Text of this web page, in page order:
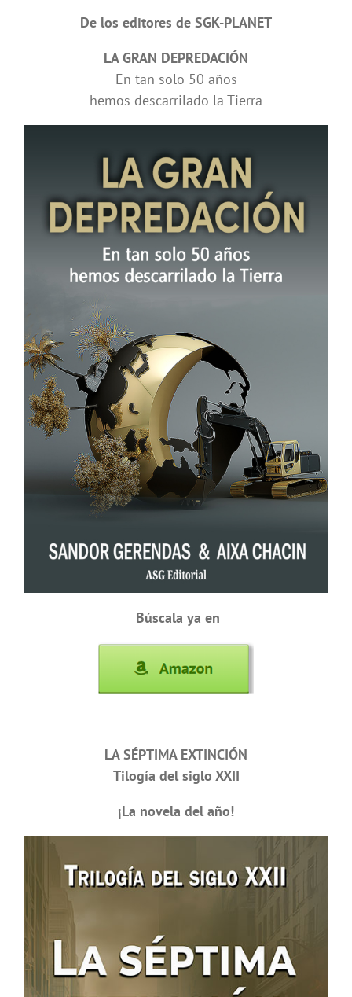
De los editores de SGK-PLANET
LA GRAN DEPREDACIÓN
En tan solo 50 años
hemos descarrilado la Tierra
Búscala ya en
LA SÉPTIMA EXTINCIÓN
Tilogía del siglo XXII
¡La novela del año!